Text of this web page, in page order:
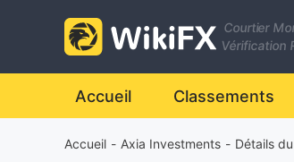
Courtier
Vérification
Accueil Classements
Accueil - Axia Investments - Détails